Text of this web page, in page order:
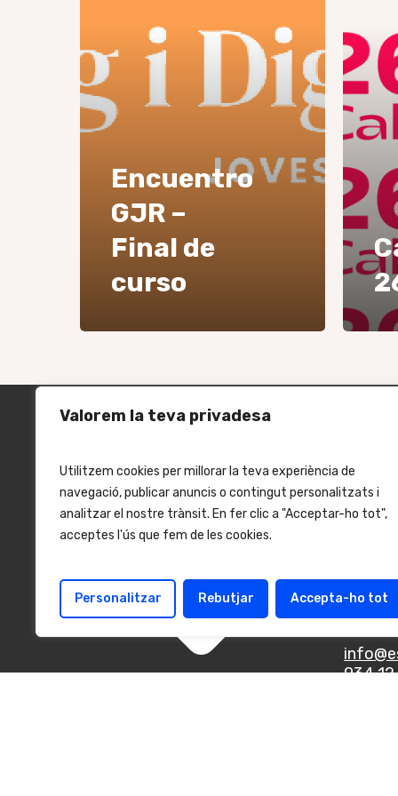
Valorem la teva privadesa
Utilitzem cookies per millorar la teva experiència de
navegació, publicar anuncis o contingut personalitzats i
analitzar el nostre trànsit. En fer clic a "Acceptar-ho tot",
acceptes l'ús que fem de les cookies.
Personalitzar Rebutjar Accepta-ho tot
Encuentro
GJR –
Final de
curso
934 12